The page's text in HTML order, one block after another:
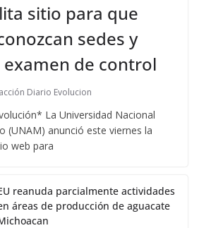
sitio para que
sedes y
de control
Diario Evolucion
La Universidad Nacional
(UNAM) anunció este viernes la
web para
reanuda parcialmente actividades
áreas de producción de aguacate